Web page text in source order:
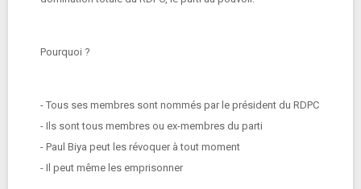
Pourquoi ?
- Tous ses membres sont nommés par le président du RDPC
- Ils sont tous membres ou ex-membres du parti
- Paul Biya peut les révoquer à tout moment
- Il peut même les emprisonner